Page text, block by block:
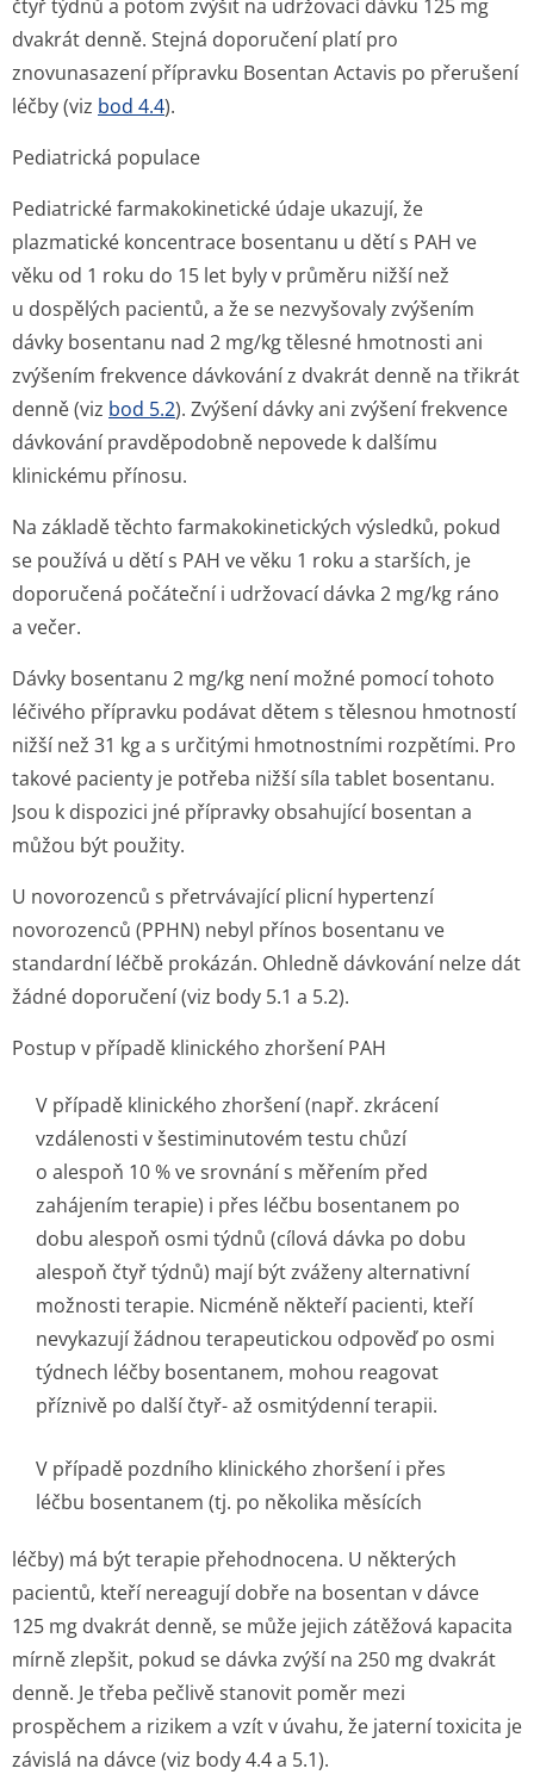
čtyř týdnů a potom zvýšit na udržovací dávku 125 mg
dvakrát denně. Stejná doporučení platí pro
znovunasazení přípravku Bosentan Actavis po přerušení
léčby (viz bod 4.4).
Pediatrická populace
Pediatrické farmakokinetické údaje ukazují, že
plazmatické koncentrace bosentanu u dětí s PAH ve
věku od 1 roku do 15 let byly v průměru nižší než
u dospělých pacientů, a že se nezvyšovaly zvýšením
dávky bosentanu nad 2 mg/kg tělesné hmotnosti ani
zvýšením frekvence dávkování z dvakrát denně na třikrát
denně (viz bod 5.2). Zvýšení dávky ani zvýšení frekvence
dávkování pravděpodobně nepovede k dalšímu
klinickému přínosu.
Na základě těchto farmakokinetických výsledků, pokud
se používá u dětí s PAH ve věku 1 roku a starších, je
doporučená počáteční i udržovací dávka 2 mg/kg ráno
a večer.
Dávky bosentanu 2 mg/kg není možné pomocí tohoto
léčivého přípravku podávat dětem s tělesnou hmotností
nižší než 31 kg a s určitými hmotnostními rozpětími. Pro
takové pacienty je potřeba nižší síla tablet bosentanu.
Jsou k dispozici jné přípravky obsahující bosentan a
můžou být použity.
U novorozenců s přetrvávající plicní hypertenzí
novorozenců (PPHN) nebyl přínos bosentanu ve
standardní léčbě prokázán. Ohledně dávkování nelze dát
žádné doporučení (viz body 5.1 a 5.2).
Postup v případě klinického zhoršení PAH
V případě klinického zhoršení (např. zkrácení
vzdálenosti v šestiminutovém testu chůzí
o alespoň 10 % ve srovnání s měřením před
zahájením terapie) i přes léčbu bosentanem po
dobu alespoň osmi týdnů (cílová dávka po dobu
alespoň čtyř týdnů) mají být zváženy alternativní
možnosti terapie. Nicméně někteří pacienti, kteří
nevykazují žádnou terapeutickou odpověď po osmi
týdnech léčby bosentanem, mohou reagovat
příznivě po další čtyř- až osmitýdenní terapii.
V případě pozdního klinického zhoršení i přes
léčbu bosentanem (tj. po několika měsících
léčby) má být terapie přehodnocena. U některých
pacientů, kteří nereagují dobře na bosentan v dávce
125 mg dvakrát denně, se může jejich zátěžová kapacita
mírně zlepšit, pokud se dávka zvýší na 250 mg dvakrát
denně. Je třeba pečlivě stanovit poměr mezi
prospěchem a rizikem a vzít v úvahu, že jaterní toxicita je
závislá na dávce (viz body 4.4 a 5.1).